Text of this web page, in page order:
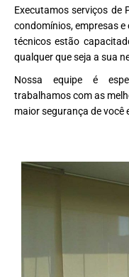
Executamos serviços de
condomínios, empresas
técnicos estão
qualquer que seja a sua
Nossa equipe é
trabalhamos com as
maior segurança de você